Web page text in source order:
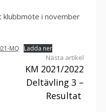
klubbmöte i november
MQ Ladda ner
Nästa artikel
KM 2021/2022
Deltävling 3 –
Resultat